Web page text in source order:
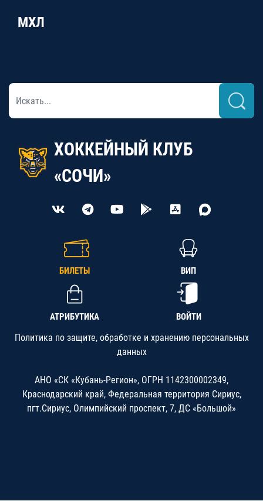
МХЛ
ХОККЕЙНЫЙ КЛУБ
«СОЧИ»
БИЛЕТЫ ВИП
АТРИБУТИКА ВОЙТИ
Политика по защите, обработке и хранению персональных
данных
АНО «СК «Кубань-Регион», ОГРН 1142300002349,
Краснодарский край, Федеральная территория Сириус,
пгт.Сириус, Олимпийский проспект, 7, ДС «Большой»